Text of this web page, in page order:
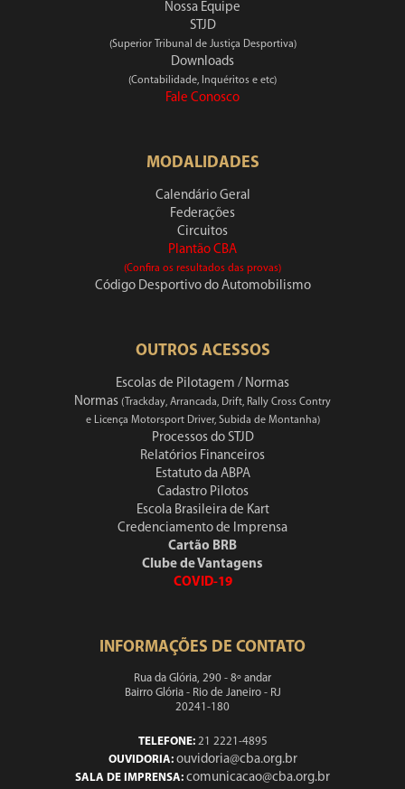
Nossa Equipe
STJD
(Superior Tribunal de Justiça Desportiva)
Downloads
(Contabilidade, Inquéritos e etc)
Fale Conosco
MODALIDADES
Calendário Geral
Federações
Circuitos
Plantão CBA
(Confira os resultados das provas)
Código Desportivo do Automobilismo
OUTROS ACESSOS
Escolas de Pilotagem / Normas
Normas (Trackday, Arrancada, Drift, Rally Cross Contry
e Licença Motorsport Driver, Subida de Montanha)
Processos do STJD
Relatórios Financeiros
Estatuto da ABPA
Cadastro Pilotos
Escola Brasileira de Kart
Credenciamento de Imprensa
Cartão BRB
Clube de Vantagens
COVID-19
INFORMAÇÕES DE CONTATO
Rua da Glória, 290 - 8º andar
Bairro Glória - Rio de Janeiro - RJ
20241-180
TELEFONE:21 2221-4895
OUVIDORIA: ouvidoria@cba.org.br
SALA DE IMPRENSA: comunicacao@cba.org.br